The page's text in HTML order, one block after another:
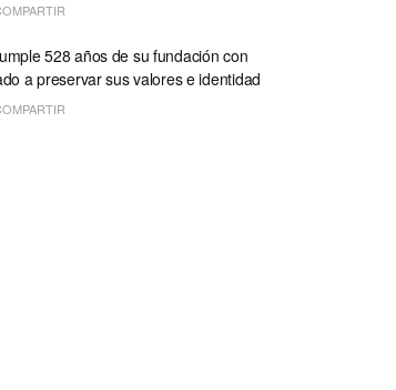
528 años de su fundación con
a preservar sus valores e identidad